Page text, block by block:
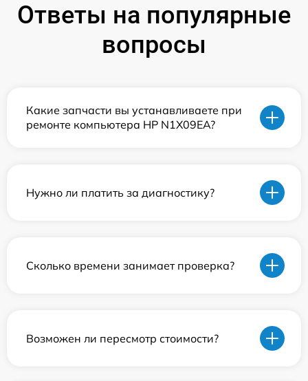
Ответы на популярные
вопросы
Какие запчасти вы устанавливаете при
ремонте компьютера HP N1X09EA?
Нужно ли платить за диагностику?
Сколько времени занимает проверка?
Возможен ли пересмотр стоимости?